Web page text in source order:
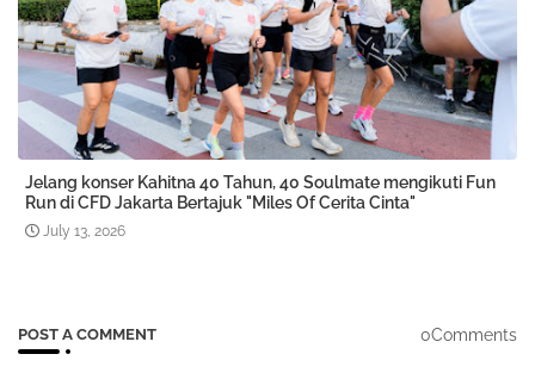
Jelang konser Kahitna 40 Tahun, 40 Soulmate mengikuti Fun
Run di CFD Jakarta Bertajuk "Miles Of Cerita Cinta"
July 13, 2026
POST A COMMENT 0Comments